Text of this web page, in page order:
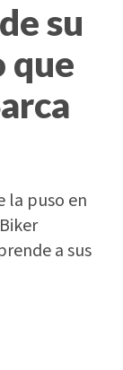
su
que
la puso en
a sus